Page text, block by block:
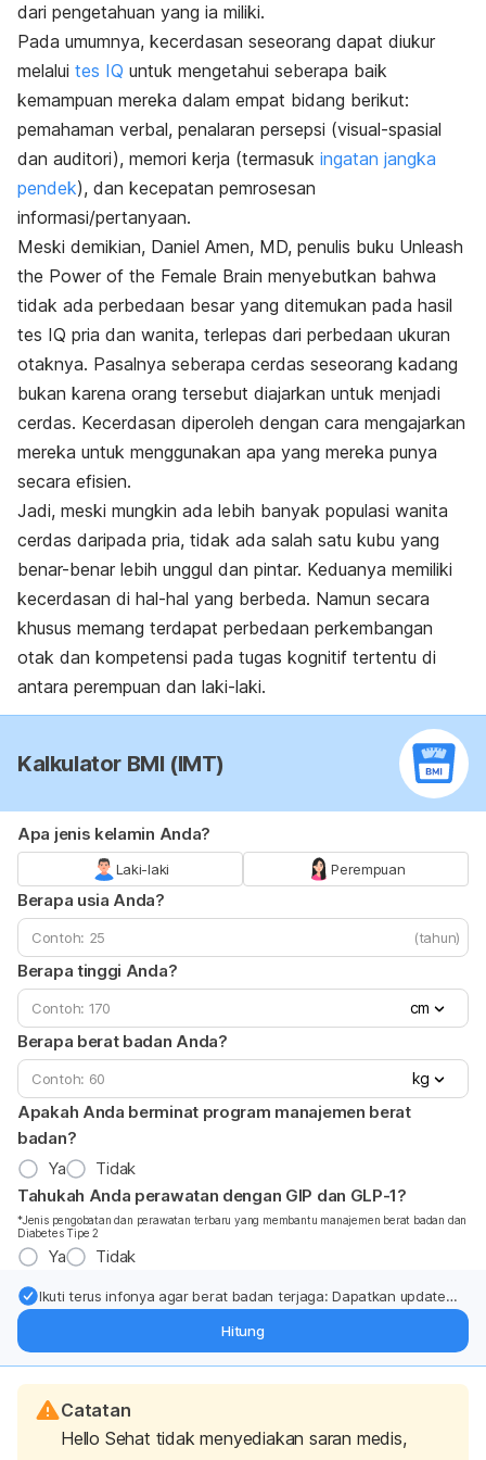
dari pengetahuan yang ia miliki.
Pada umumnya, kecerdasan seseorang dapat diukur
melalui tes IQ untuk mengetahui seberapa baik
kemampuan mereka dalam empat bidang berikut:
pemahaman verbal, penalaran persepsi (visual-spasial
dan auditori), memori kerja (termasuk ingatan jangka
pendek), dan kecepatan pemrosesan
informasi/pertanyaan.
Meski demikian, Daniel Amen, MD, penulis buku Unleash
the Power of the Female Brain menyebutkan bahwa
tidak ada perbedaan besar yang ditemukan pada hasil
tes IQ pria dan wanita, terlepas dari perbedaan ukuran
otaknya. Pasalnya seberapa cerdas seseorang kadang
bukan karena orang tersebut diajarkan untuk menjadi
cerdas. Kecerdasan diperoleh dengan cara mengajarkan
mereka untuk menggunakan apa yang mereka punya
secara efisien.
Jadi, meski mungkin ada lebih banyak populasi wanita
cerdas daripada pria, tidak ada salah satu kubu yang
benar-benar lebih unggul dan pintar. Keduanya memiliki
kecerdasan di hal-hal yang berbeda. Namun secara
khusus memang terdapat perbedaan perkembangan
otak dan kompetensi pada tugas kognitif tertentu di
antara perempuan dan laki-laki.
Kalkulator BMI (IMT)
Apa jenis kelamin Anda?
Laki-laki Perempuan
Berapa usia Anda?
(tahun)
Berapa tinggi Anda?
cm
Berapa berat badan Anda?
kg
Apakah Anda berminat program manajemen berat
badan?
Ya
Tidak
Tahukah Anda perawatan dengan GIP dan GLP-1?
*Jenis pengobatan dan perawatan terbaru yang membantu manajemen berat badan dan
Diabetes Tipe 2
Ya Tidak
Ikuti terus infonya agar berat badan terjaga: Dapatkan update
Hitung
Catatan
Hello Sehat tidak menyediakan saran medis,